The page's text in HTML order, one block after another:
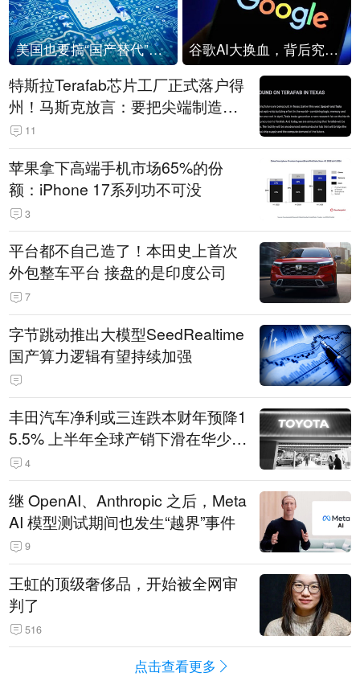
美国也要搞“国产替代”？先算清三笔账 谷歌AI大换血，背后究竟发生了什么？
特斯拉Terafab芯片工厂正式落户得
州！马斯克放言：要把尖端制造带
回美国
11
苹果拿下高端手机市场65%的份
额：iPhone 17系列功不可没
3
平台都不自己造了！本田史上首次
外包整车平台 接盘的是印度公司
7
字节跳动推出大模型SeedRealtime
国产算力逻辑有望持续加强
丰田汽车净利或三连跌本财年预降1
5.5% 上半年全球产销下滑在华少卖
14.3万辆
4
继 OpenAI、Anthropic 之后，Meta
AI 模型测试期间也发生“越界”事件
9
王虹的顶级奢侈品，开始被全网审
判了
516
点击查看更多